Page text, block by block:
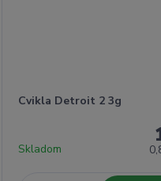
Cvikla Detroit 2 3g
Skladom